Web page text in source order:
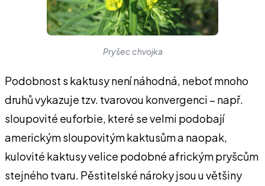
Pryšec chvojka
Podobnost s kaktusy není náhodná, neboť mnoho
druhů vykazuje tzv. tvarovou konvergenci – např.
sloupovité euforbie, které se velmi podobají
americkým sloupovitým kaktusům a naopak,
kulovité kaktusy velice podobné africkým pryšcům
stejného tvaru. Pěstitelské nároky jsou u většiny